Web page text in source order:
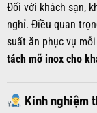
Đối với khách sạn,
nghỉ. Điều quan
suất ăn phục vụ
tách mỡ inox cho
Kinh nghiệm